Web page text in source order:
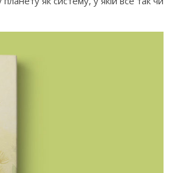
Приватні садочки Рівного